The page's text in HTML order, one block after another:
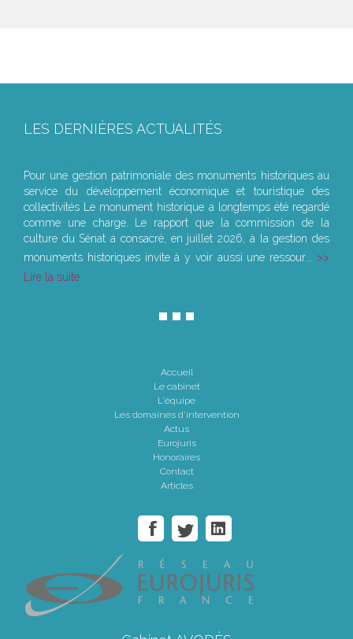
LES DERNIÈRES ACTUALITÉS
Pour une gestion patrimoniale des monuments historiques au
service du développement économique et touristique des
collectivités Le monument historique a longtemps été regardé
comme une charge. Le rapport que la commission de la
culture du Sénat a consacré, en juillet 2026, à la gestion des
monuments historiques invite à y voir aussi une ressour...
Lire la suite
Accueil
Le cabinet
L'équipe
Les domaines d'intervention
Actus
Eurojuris
Honoraires
Contact
Articles